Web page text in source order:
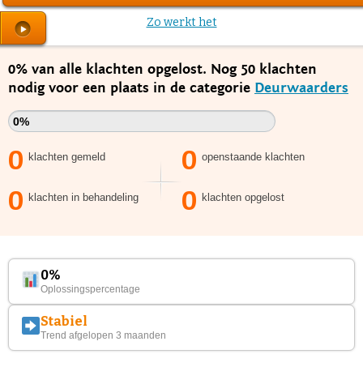
Zo werkt het
0% van alle klachten opgelost. Nog 50 klachten
nodig voor een plaats in de categorie Deurwaarders
0%
0 klachten gemeld 0 openstaande klachten
0 klachten in behandeling 0 klachten opgelost
0%
Oplossingspercentage
Stabiel
Trend afgelopen 3 maanden